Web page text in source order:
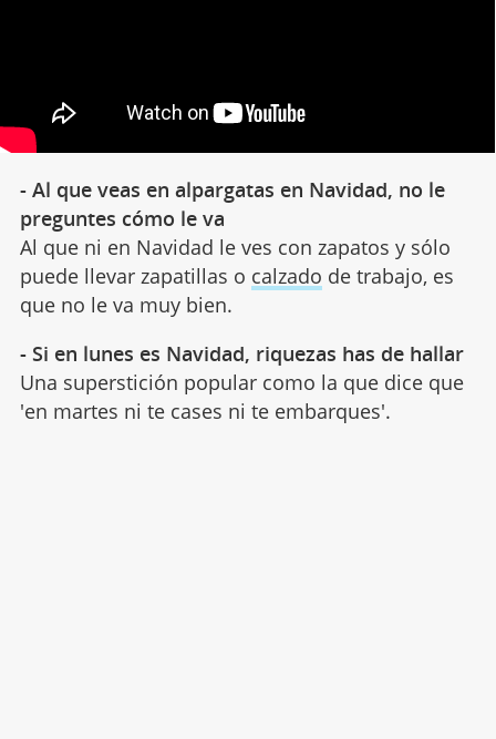
- Al que veas en alpargatas en Navidad, no le
preguntes cómo le va
Al que ni en Navidad le ves con zapatos y sólo
puede llevar zapatillas o calzado de trabajo, es
que no le va muy bien.
- Si en lunes es Navidad, riquezas has de hallar
Una superstición popular como la que dice que
'en martes ni te cases ni te embarques'.